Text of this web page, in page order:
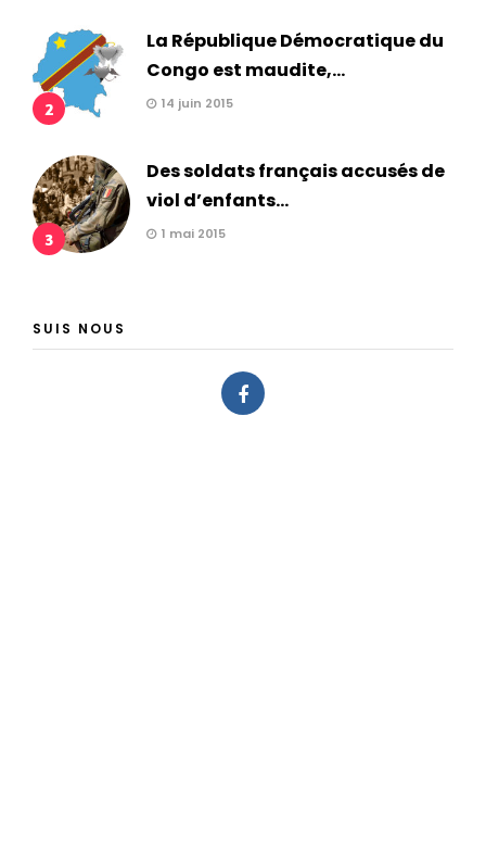
2
La République Démocratique du
Congo est maudite,...
14 juin 2015
3
Des soldats français accusés de
viol d’enfants...
1 mai 2015
SUIS NOUS